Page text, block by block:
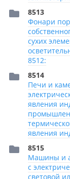
8513
Фонари
сухих
8512:
8514
Печи и
явления
явления
8515
Машины и
с
световой